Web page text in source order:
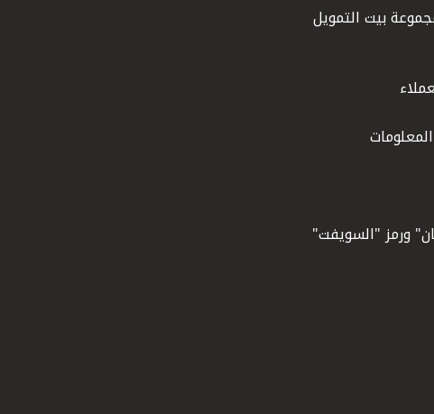
بيت التمويل
ورمز "السويفت"